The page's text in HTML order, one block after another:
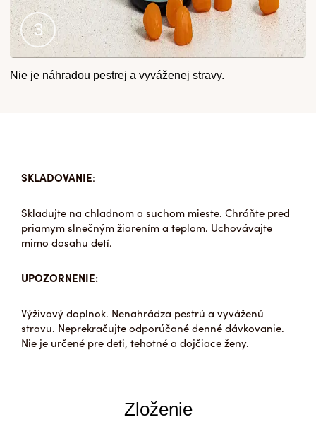
Krok
Nie je náhradou pestrej a vyváženej stravy.
SKLADOVANIE:
Skladujte na chladnom a suchom mieste. Chráňte pred
priamym slnečným žiarením a teplom. Uchovávajte
mimo dosahu detí.
UPOZORNENIE:
Výživový doplnok. Nenahrádza pestrú a vyváženú
stravu. Neprekračujte odporúčané denné dávkovanie.
Nie je určené pre deti, tehotné a dojčiace ženy.
Zloženie